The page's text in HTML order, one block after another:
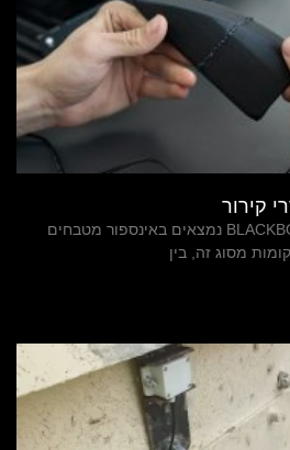
קירור
החיישנים המתקדמים של BLACKBOX נמצאים באינספור מטבחים
מסוג זה, בין